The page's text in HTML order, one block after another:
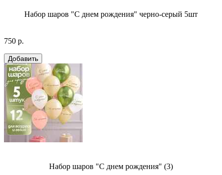
Набор шаров "С днем рождения" черно-серый 5шт
750 р.
Набор шаров "С днем рождения" (3)